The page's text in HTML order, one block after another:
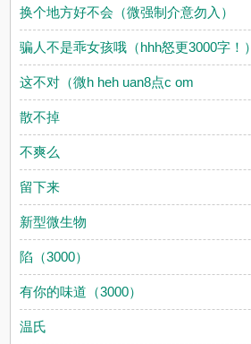
换个地方好不会（微强制介意勿入）
骗人不是乖女孩哦（hhh怒更3000字！）
这不对（微h heh uan8点c om
散不掉
不爽么
留下来
新型微生物
陷（3000）
有你的味道（3000）
温氏